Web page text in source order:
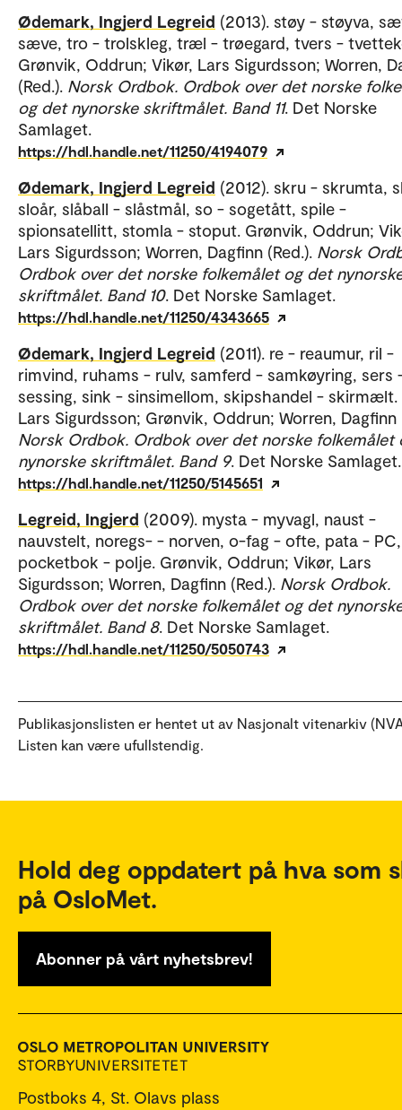
Ødemark, Ingjerd Legreid (2013). støy - støyva,
sæve, tro - trolskleg, træl - trøegard, tvers -
Grønvik, Oddrun; Vikør, Lars Sigurdsson; Worren,
(Red.). Norsk Ordbok. Ordbok over det norske
og det nynorske skriftmålet. Band 11. Det Norske
Samlaget.
https://hdl.handle.net/11250/4194079
Ødemark, Ingjerd Legreid (2012). skru - skrumta,
sloår, slåball - slåstmål, so - sogetått, spile -
spionsatellitt, stomla - stoput. Grønvik, Oddrun;
Lars Sigurdsson; Worren, Dagfinn (Red.). Norsk
Ordbok over det norske folkemålet og det
skriftmålet. Band 10. Det Norske Samlaget.
https://hdl.handle.net/11250/4343665
Ødemark, Ingjerd Legreid (2011). re - reaumur, ril -
rimvind, ruhams - rulv, samferd - samkøyring, sers
sessing, sink - sinsimellom, skipshandel - skirmælt.
Lars Sigurdsson; Grønvik, Oddrun; Worren, Dagfinn
Norsk Ordbok. Ordbok over det norske folkemålet
nynorske skriftmålet. Band 9. Det Norske Samlaget.
https://hdl.handle.net/11250/5145651
Legreid, Ingjerd (2009). mysta - myvagl, naust -
nauvstelt, noregs- - norven, o-fag - ofte, pata - PC,
pocketbok - polje. Grønvik, Oddrun; Vikør, Lars
Sigurdsson; Worren, Dagfinn (Red.). Norsk Ordbok.
Ordbok over det norske folkemålet og det
skriftmålet. Band 8. Det Norske Samlaget.
https://hdl.handle.net/11250/5050743
Publikasjonslisten er hentet ut av Nasjonalt vitenarkiv
Listen kan være ufullstendig.
Hold deg oppdatert på hva som
på OsloMet.
Abonner på vårt nyhetsbrev!
Postboks 4, St. Olavs plass